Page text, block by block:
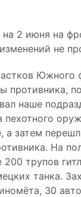
на 2 июня на
не
Южного
противника,
наше
пехотного
а затем
На
200 трупов
танка.
30